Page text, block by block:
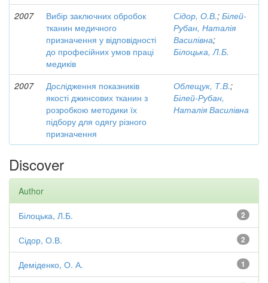
2007
Вибір заключних обробок
тканин медичного
призначення у відповідності
до професійних умов праці
медиків
Сідор, О.В.; Білей-
Рубан, Наталія
Василівна;
Білоцька, Л.Б.
2007
Дослідження показників
якості джинсових тканин з
розробкою методики їх
підбору для одягу різного
призначення
Облещук, Т.В.;
Білей-Рубан,
Наталія Василівна
Discover
Author
2
Білоцька, Л.Б.
2
Сідор, О.В.
1
Деміденко, О. А.